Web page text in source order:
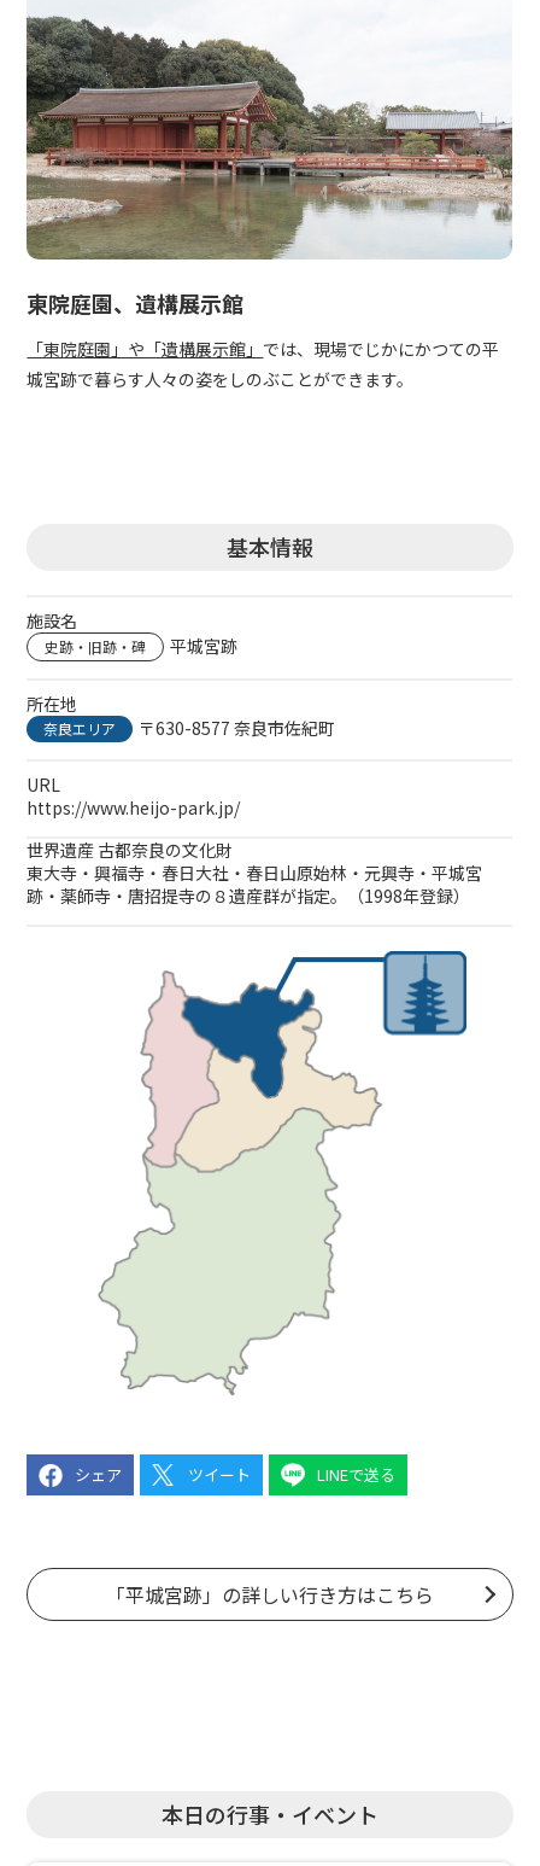
東院庭園、遺構展示館
「東院庭園」や「遺構展示館」 では、現場でじかにかつての平
城宮跡で暮らす人々の姿をしのぶことができます。
基本情報
施設名
史跡・旧跡・碑 平城宮跡
所在地
奈良エリア 〒630-8577 奈良市佐紀町
URL
https://www.heijo-park.jp/
世界遺産 古都奈良の文化財
東大寺・興福寺・春日大社・春日山原始林・元興寺・平城宮
跡・薬師寺・唐招提寺の８遺産群が指定。（1998年登録）
シェア ツイート LINEで送る
「平城宮跡」の詳しい行き方はこちら
本日の行事・イベント